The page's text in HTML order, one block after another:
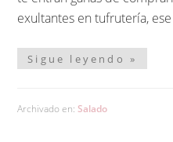
exultantes en tufrutería,
Sigue leyendo »
Archivado en: Salado